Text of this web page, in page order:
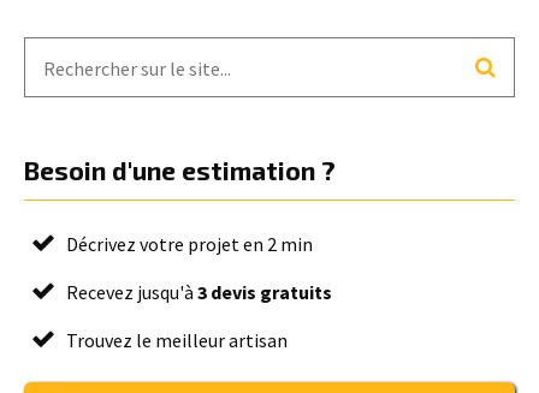
Besoin d'une estimation ?
Décrivez votre projet en 2 min
Recevez jusqu'à 3 devis gratuits
Trouvez le meilleur artisan